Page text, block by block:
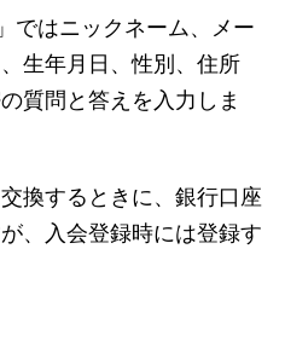
はニックネーム、メー
生年月日、性別、住所
質問と答えを入力しま
換するときに、銀行口座
、入会登録時には登録す